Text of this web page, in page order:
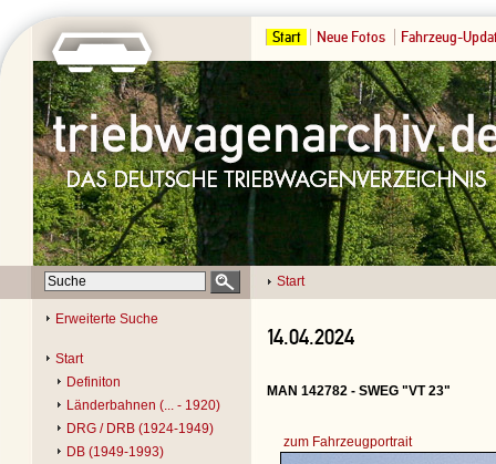
Start Neue Fotos Fahrzeug-
Start
Erweiterte Suche
Start
Definiton
Länderbahnen (... - 1920)
DRG / DRB (1924-1949)
DB (1949-1993)
14.04.2024
MAN 142782 - SWEG "VT 23"
zum Fahrzeugportrait